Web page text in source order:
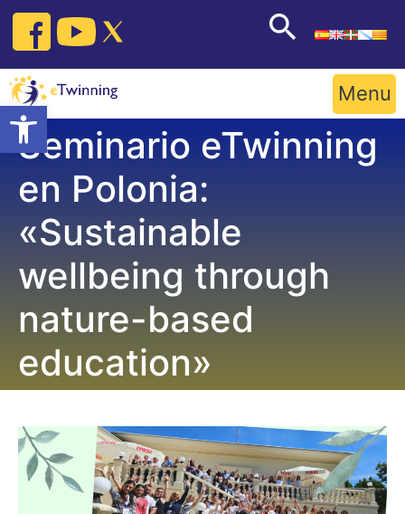
Open toolbar
Skip
content
Menu
Seminario eTwinning
en Polonia:
«Sustainable
wellbeing through
nature-based
education»